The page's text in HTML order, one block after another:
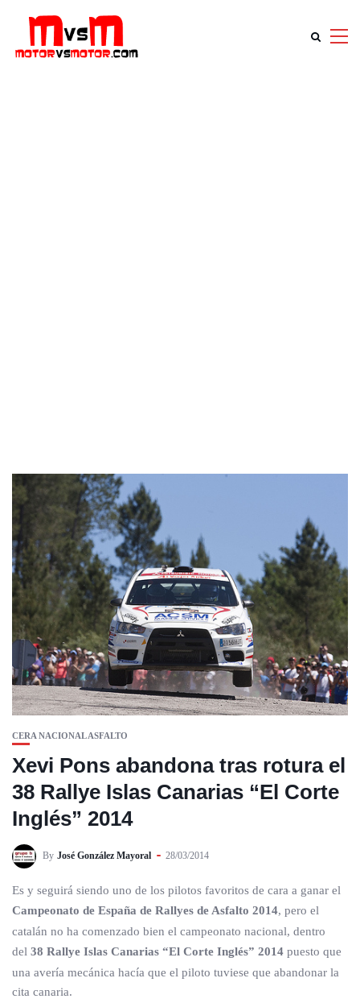
CERA NACIONAL ASFALTO
Xevi Pons abandona tras rotura el
38 Rallye Islas Canarias “El Corte
Inglés” 2014
By José González Mayoral 28/03/2014
Es y seguirá siendo uno de los pilotos favoritos de cara a ganar el
Campeonato de España de Rallyes de Asfalto 2014, pero el
catalán no ha comenzado bien el campeonato nacional, dentro
del 38 Rallye Islas Canarias “El Corte Inglés” 2014 puesto que
una avería mecánica hacía que el piloto tuviese que abandonar la
cita canaria.